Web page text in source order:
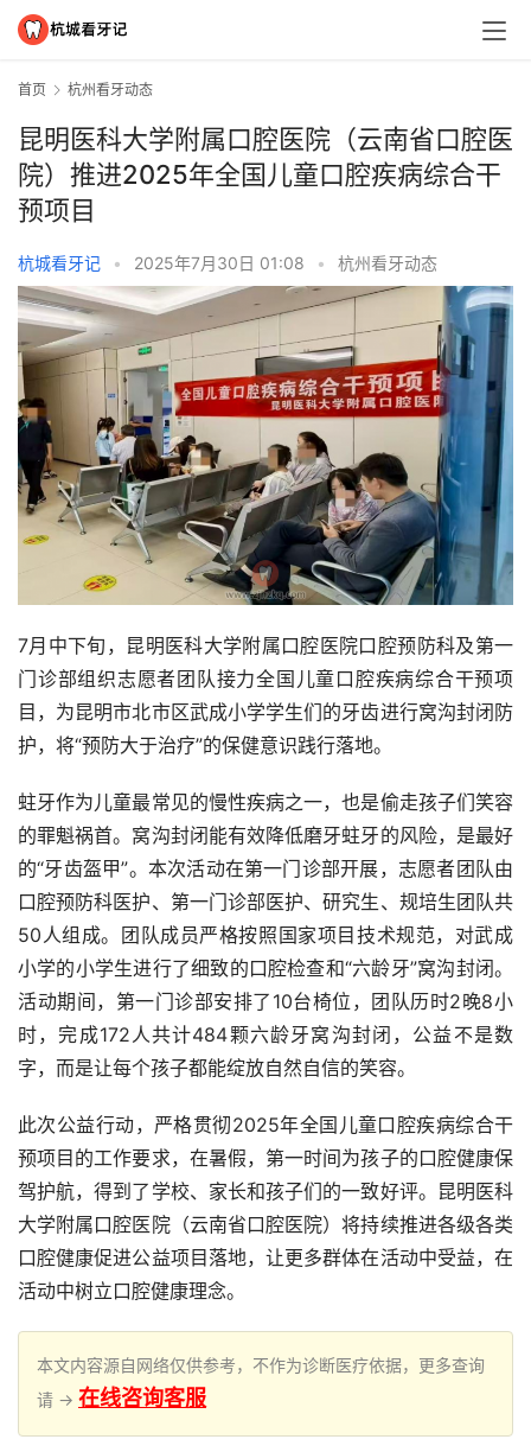
首页 杭州看牙动态
昆明医科大学附属口腔医院（云南省口腔医
院）推进2025年全国儿童口腔疾病综合干
预项目
杭城看牙记 • 2025年7月30日 01:08 • 杭州看牙动态
7月中下旬，昆明医科大学附属口腔医院口腔预防科及第一
门诊部组织志愿者团队接力全国儿童口腔疾病综合干预项
目，为昆明市北市区武成小学学生们的牙齿进行窝沟封闭防
护，将“预防大于治疗”的保健意识践行落地。
蛀牙作为儿童最常见的慢性疾病之一，也是偷走孩子们笑容
的罪魁祸首。窝沟封闭能有效降低磨牙蛀牙的风险，是最好
的“牙齿盔甲”。本次活动在第一门诊部开展，志愿者团队由
口腔预防科医护、第一门诊部医护、研究生、规培生团队共
50人组成。团队成员严格按照国家项目技术规范，对武成
小学的小学生进行了细致的口腔检查和“六龄牙”窝沟封闭。
活动期间，第一门诊部安排了10台椅位，团队历时2晚8小
时，完成172人共计484颗六龄牙窝沟封闭，公益不是数
字，而是让每个孩子都能绽放自然自信的笑容。
此次公益行动，严格贯彻2025年全国儿童口腔疾病综合干
预项目的工作要求，在暑假，第一时间为孩子的口腔健康保
驾护航，得到了学校、家长和孩子们的一致好评。昆明医科
大学附属口腔医院（云南省口腔医院）将持续推进各级各类
口腔健康促进公益项目落地，让更多群体在活动中受益，在
活动中树立口腔健康理念。
本文内容源自网络仅供参考，不作为诊断医疗依据，更多查询
请 → 在线咨询客服